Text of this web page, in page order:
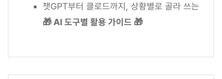
챗GPT부터 클로드까지, 상황별로 골라 쓰는
🎁 AI 도구별 활용 가이드 🎁